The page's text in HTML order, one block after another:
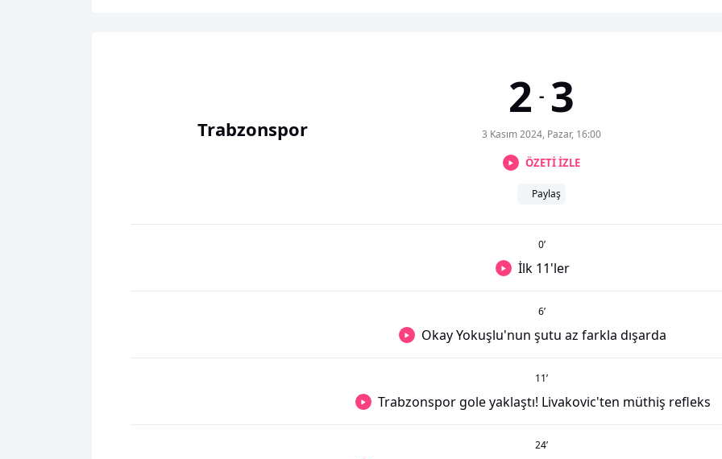
Trabzonspor
2 - 3
3 Kasım 2024, Pazar, 16:00
ÖZETİ İZLE
Paylaş
0’
İlk 11'ler
6’
Okay Yokuşlu'nun şutu az farkla dışarda
11’
Trabzonspor gole yaklaştı! Livakovic'ten müthiş refleks
24’